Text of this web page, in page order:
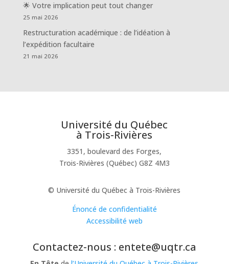
🌟 Votre implication peut tout changer
25 mai 2026
Restructuration académique : de l’idéation à
l’expédition facultaire
21 mai 2026
Université du Québec
à Trois-Rivières
3351, boulevard des Forges,
Trois-Rivières (Québec) G8Z 4M3
© Université du Québec à Trois-Rivières
Énoncé de confidentialité
Accessibilité web
Contactez-nous : entete@uqtr.ca